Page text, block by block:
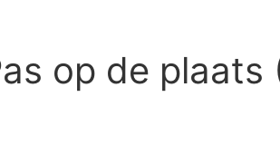
op de plaats